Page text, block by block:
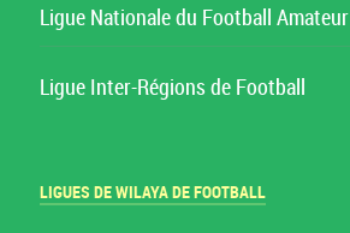
Ligue Nationale du Football Amateur
Ligue Inter-Régions de Football
LIGUES DE WILAYA DE FOOTBALL